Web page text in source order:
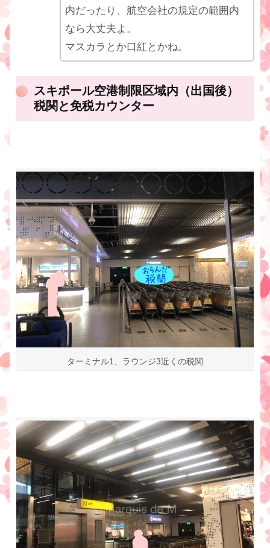
内だったり、航空会社の規定の範囲内
なら大丈夫よ。
マスカラとか口紅とかね。
スキポール空港制限区域内（出国後）
税関と免税カウンター
ターミナル1、ラウンジ3近くの税関